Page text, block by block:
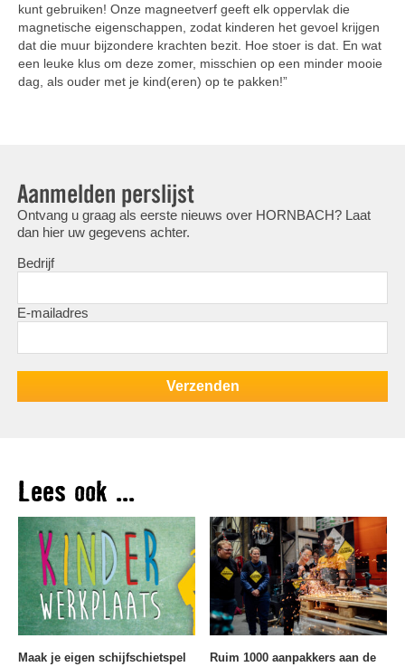
kunt gebruiken! Onze magneetverf geeft elk oppervlak die
magnetische eigenschappen, zodat kinderen het gevoel krijgen
dat die muur bijzondere krachten bezit. Hoe stoer is dat. En wat
een leuke klus om deze zomer, misschien op een minder mooie
dag, als ouder met je kind(eren) op te pakken!”
Aanmelden perslijst
Ontvang u graag als eerste nieuws over HORNBACH? Laat
dan hier uw gegevens achter.
Bedrijf
E-mailadres
Lees ook ...
Maak je eigen schijfschietspel
Ruim 1000 aanpakkers aan de